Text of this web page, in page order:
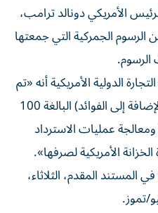
الأمريكي دونالد ترامب،
دولار من الرسوم ‌الجمركية التي جمعتها
الرسوم.
الدولية الأمريكية أنه «تم
‌الانتهاء من رد المبالغ (الرسوم ‌بالإضافة إلى الفوائد) البالغة 100
ومعالجة عمليات الاسترداد
الأمريكية ‌لصرفها».
المستند المقدم، الثلاثاء،
تموز.